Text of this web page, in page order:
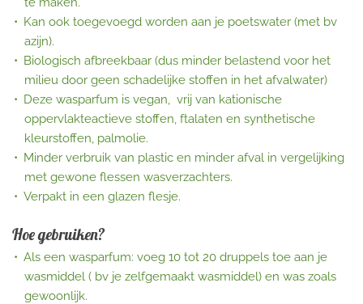
Kan ook toegevoegd worden aan je poetswater (met bv
azijn).
Biologisch afbreekbaar (dus minder belastend voor het
milieu door geen schadelijke stoffen in het afvalwater)
Deze wasparfum is vegan, vrij van kationische
oppervlakteactieve stoffen, ftalaten en synthetische
kleurstoffen, palmolie.
Minder verbruik van plastic en minder afval in vergelijking
met gewone flessen wasverzachters.
Verpakt in een glazen flesje.
Hoe gebruiken?
Als een wasparfum: voeg 10 tot 20 druppels toe aan je
wasmiddel ( bv je zelfgemaakt wasmiddel) en was zoals
gewoonlijk.